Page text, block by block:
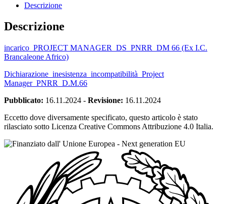
Descrizione
Descrizione
incarico_PROJECT MANAGER_DS_PNRR_DM 66 (Ex I.C.
Brancaleone Africo)
Dichiarazione_inesistenza_incompatibilità_Project
Manager_PNRR_D.M.66
Pubblicato: 16.11.2024 - Revisione: 16.11.2024
Eccetto dove diversamente specificato, questo articolo è stato
rilasciato sotto Licenza Creative Commons Attribuzione 4.0 Italia.